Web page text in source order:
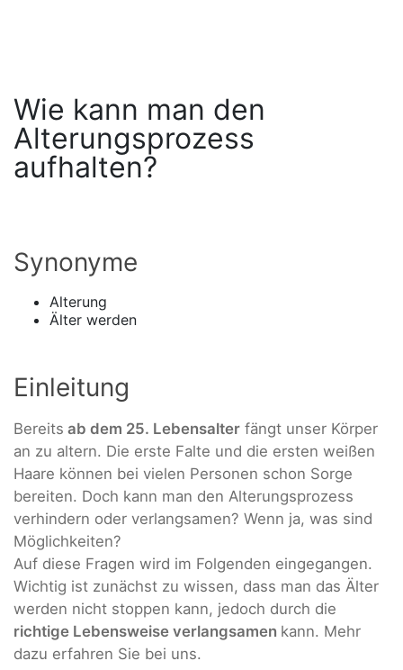
Wie kann man den
Alterungsprozess
aufhalten?
Synonyme
Alterung
Älter werden
Einleitung
Bereits ab dem 25. Lebensalter fängt unser Körper
an zu altern. Die erste Falte und die ersten weißen
Haare können bei vielen Personen schon Sorge
bereiten. Doch kann man den Alterungsprozess
verhindern oder verlangsamen? Wenn ja, was sind
Möglichkeiten?
Auf diese Fragen wird im Folgenden eingegangen.
Wichtig ist zunächst zu wissen, dass man das Älter
werden nicht stoppen kann, jedoch durch die
richtige Lebensweise verlangsamen kann. Mehr
dazu erfahren Sie bei uns.